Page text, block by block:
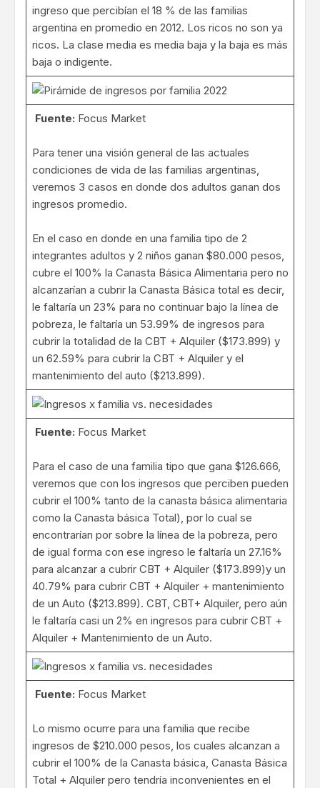
ingreso que percibían el 18 % de las familias
argentina en promedio en 2012. Los ricos no son ya
ricos. La clase media es media baja y la baja es más
baja o indigente.
Fuente: Focus Market
Para tener una visión general de las actuales
condiciones de vida de las familias argentinas,
veremos 3 casos en donde dos adultos ganan dos
ingresos promedio.
En el caso en donde en una familia tipo de 2
integrantes adultos y 2 niños ganan $80.000 pesos,
cubre el 100% la Canasta Básica Alimentaria pero no
alcanzarían a cubrir la Canasta Básica total es decir,
le faltaría un 23% para no continuar bajo la línea de
pobreza, le faltaría un 53.99% de ingresos para
cubrir la totalidad de la CBT + Alquiler ($173.899) y
un 62.59% para cubrir la CBT + Alquiler y el
mantenimiento del auto ($213.899).
Fuente: Focus Market
Para el caso de una familia tipo que gana $126.666,
veremos que con los ingresos que perciben pueden
cubrir el 100% tanto de la canasta básica alimentaria
como la Canasta básica Total), por lo cual se
encontrarían por sobre la línea de la pobreza, pero
de igual forma con ese ingreso le faltaría un 27.16%
para alcanzar a cubrir CBT + Alquiler ($173.899)y un
40.79% para cubrir CBT + Alquiler + mantenimiento
de un Auto ($213.899). CBT, CBT+ Alquiler, pero aún
le faltaría casi un 2% en ingresos para cubrir CBT +
Alquiler + Mantenimiento de un Auto.
Fuente: Focus Market
Lo mismo ocurre para una familia que recibe
ingresos de $210.000 pesos, los cuales alcanzan a
cubrir el 100% de la Canasta básica, Canasta Básica
Total + Alquiler pero tendría inconvenientes en el